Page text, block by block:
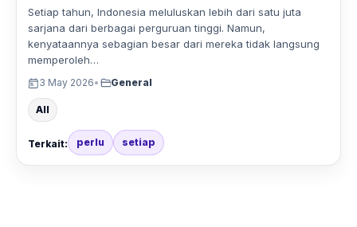
Setiap tahun, Indonesia meluluskan lebih dari satu juta
sarjana dari berbagai perguruan tinggi. Namun,
kenyataannya sebagian besar dari mereka tidak langsung
memperoleh…
3 May 2026• General
All
Terkait: perlu setiap